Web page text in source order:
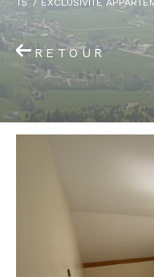
RETOUR